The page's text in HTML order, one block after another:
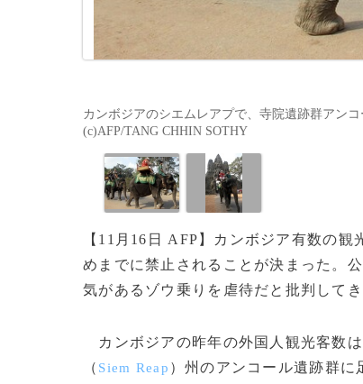
カンボジアのシエムレアプで、寺院遺跡群アン
(c)AFP/TANG CHHIN SOTHY
【11月16日 AFP】カンボジア有数の観
めまでに禁止されることが決まった。
気があるゾウ乗りを虐待だと批判して
カンボジアの昨年の外国人観光客数
（ Siem Reap ）州のアンコール遺跡群